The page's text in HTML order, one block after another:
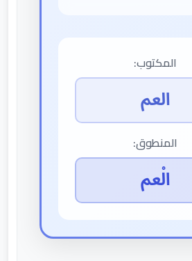
المكتوب:
العم
المنطوق:
الْعم